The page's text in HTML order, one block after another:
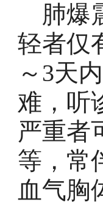
肺爆
轻者仅
～3天
难，听
严重者
等，常
血气胸